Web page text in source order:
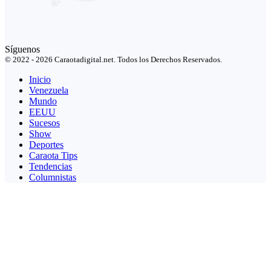
Síguenos
© 2022 - 2026 Caraotadigital.net. Todos los Derechos Reservados.
Inicio
Venezuela
Mundo
EEUU
Sucesos
Show
Deportes
Caraota Tips
Tendencias
Columnistas